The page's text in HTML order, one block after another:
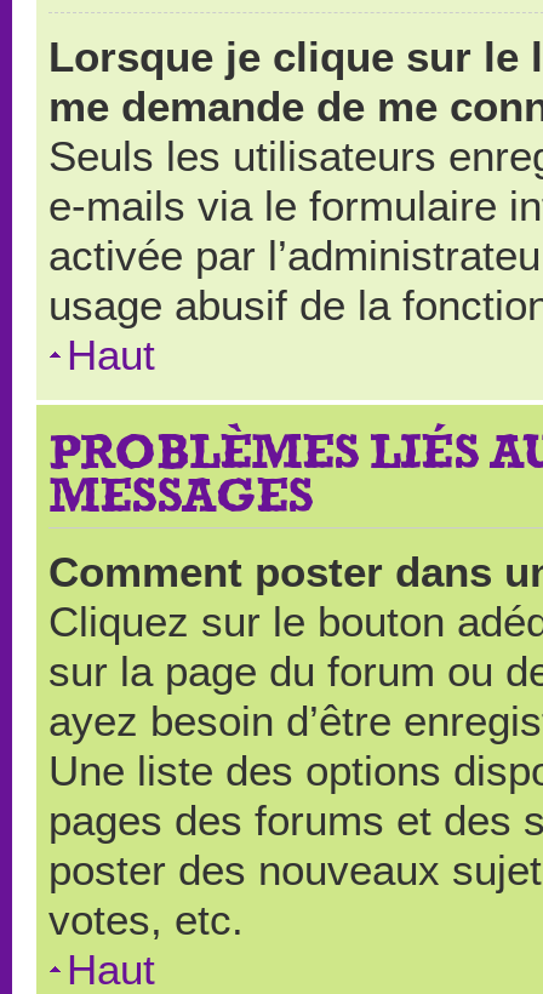
Lorsque je clique sur le
me demande de me
Seuls les utilisateurs
e-mails via le formulaire
activée par
usage abusif de la
Haut
PROBLÈMES LIÉS
MESSAGES
Comment poster dans
Cliquez sur le bouton
sur la page du forum ou
ayez besoin d’être
Une liste des options
pages des forums et des
poster des nouveaux
votes, etc.
Haut